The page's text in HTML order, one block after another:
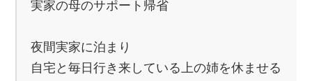
実家の母のサポート帰省
夜間実家に泊まり
自宅と毎日行き来している上の姉を休ませる